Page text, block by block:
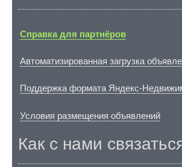
Справка для партнёров
Автоматизированная загрузка
Поддержка формата Яндекс-
Условия размещения объявлений
Как с нами